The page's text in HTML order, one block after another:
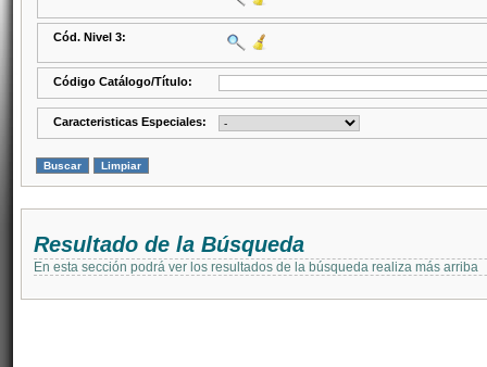
Cód. Nivel 3:
Código Catálogo/Título:
Caracteristicas Especiales:
Resultado de la Búsqueda
En esta sección podrá ver los resultados de la búsqueda realiza más arriba